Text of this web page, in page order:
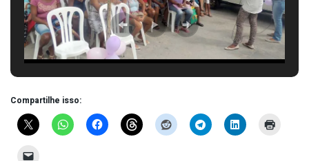
Compartilhe isso: